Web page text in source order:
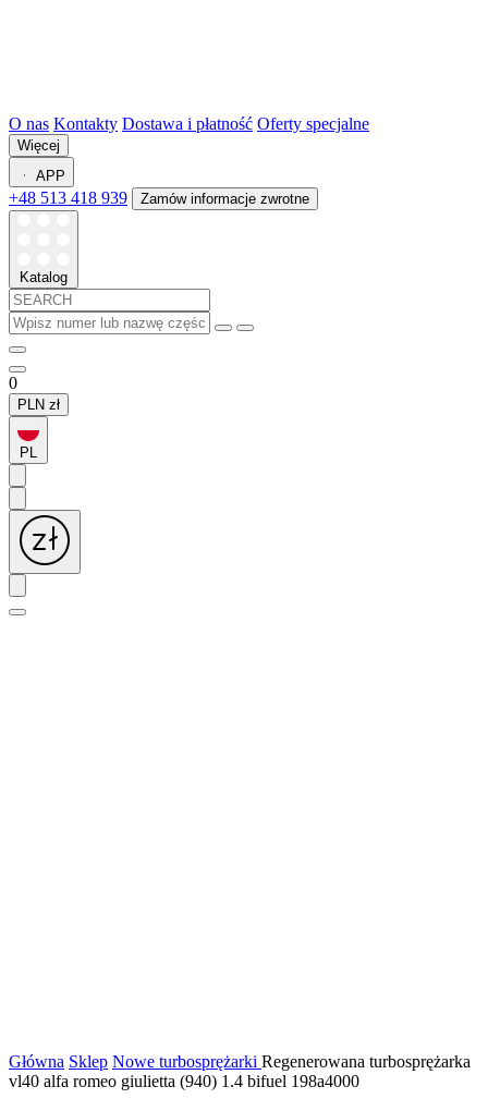
O nas Kontakty Dostawa i płatność Oferty specjalne
Więcej
APP
+48 513 418 939 Zamów informacje zwrotne
Katalog
0
PLN zł
PL
Główna Sklep Nowe turbosprężarki Regenerowana turbosprężarka
vl40 alfa romeo giulietta (940) 1.4 bifuel 198a4000